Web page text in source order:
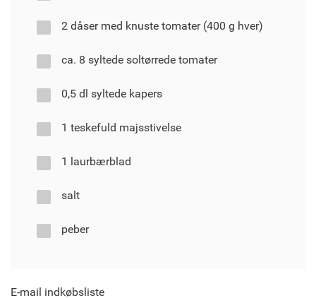
2 dåser med knuste tomater (400 g hver)
ca. 8 syltede soltørrede tomater
0,5 dl syltede kapers
1 teskefuld majsstivelse
1 laurbærblad
salt
peber
E-mail indkøbsliste